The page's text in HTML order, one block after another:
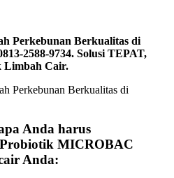
Perkebunan Berkualitas di
2588-9734. Solusi TEPAT,
Cair.
Anda harus
MICROBAC
Anda: